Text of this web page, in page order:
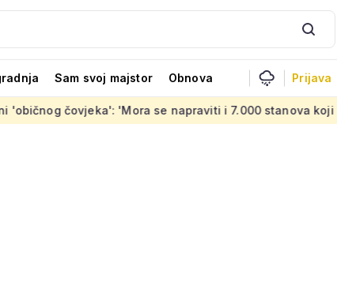
Sam svoj majstor Obnova Prijava
'Mora se napraviti i 7.000 stanova koji su OK'